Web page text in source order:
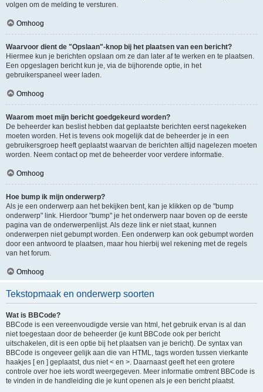
volgen om de melding te versturen.
Omhoog
Waarvoor dient de "Opslaan"-knop bij het plaatsen van een bericht?
Hiermee kun je berichten opslaan om ze dan later af te werken en te plaatsen.
Een opgeslagen bericht kun je, via de bijhorende optie, in het
gebruikerspaneel weer laden.
Omhoog
Waarom moet mijn bericht goedgekeurd worden?
De beheerder kan beslist hebben dat geplaatste berichten eerst nagekeken
moeten worden. Het is tevens ook mogelijk dat de beheerder je in een
gebruikersgroep heeft geplaatst waarvan de berichten altijd nagelezen moeten
worden. Neem contact op met de beheerder voor verdere informatie.
Omhoog
Hoe bump ik mijn onderwerp?
Als je een onderwerp aan het bekijken bent, kan je klikken op de "bump
onderwerp" link. Hierdoor "bump" je het onderwerp naar boven op de eerste
pagina van de onderwerpenlijst. Als deze link er niet staat, kunnen
onderwerpen niet gebumpt worden. Een onderwerp kan ook gebumpt worden
door een antwoord te plaatsen, maar hou hierbij wel rekening met de regels
van het forum.
Omhoog
Tekstopmaak en onderwerp soorten
Wat is BBCode?
BBCode is een vereenvoudigde versie van html, het gebruik ervan is al dan
niet toegestaan door de beheerder (je kunt BBCode ook per bericht
uitschakelen, dit is een optie bij het plaatsen van je bericht). De syntax van
BBCode is ongeveer gelijk aan die van HTML, tags worden tussen vierkante
haakjes [ en ] geplaatst, dus niet < en >. Daarnaast geeft het een grotere
controle over hoe iets wordt weergegeven. Meer informatie omtrent BBCode is
te vinden in de handleiding die je kunt openen als je een bericht plaatst.